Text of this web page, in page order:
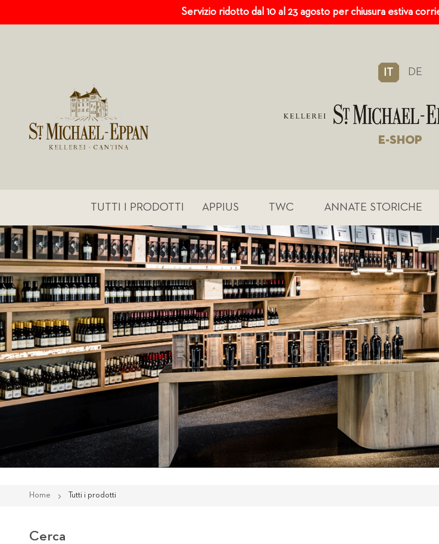
Servizio ridotto dal 10 al 23 agosto per chiusura estiva
IT DE
E-SHOP
TUTTI I PRODOTTI APPIUS TWC ANNATE STORICHE
Home Tutti i prodotti
Cerca